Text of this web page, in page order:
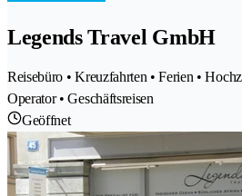
Legends Travel GmbH
Reisebüro • Kreuzfahrten • Ferien •
Operator • Geschäftsreisen
Geöffnet